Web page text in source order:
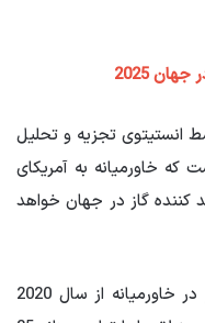
در جهان2025
انستیتوی تجزیه و تحلیل
که خاورمیانه به آمریکای
تولید کننده گاز در جهان خواهد
براساس این تجزیه و تحلیل ، تولید گاز در خاورمیانه از سال 2020